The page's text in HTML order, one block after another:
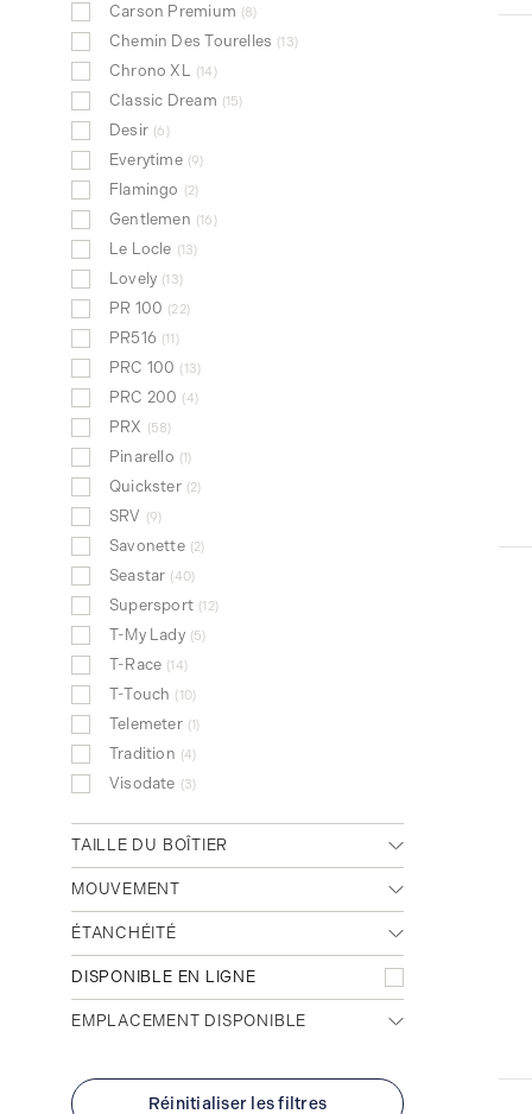
Carson Premium 8
Chemin Des Tourelles 13
Chrono XL 14
Classic Dream 15
Desir 6
Everytime 9
Flamingo 2
Gentlemen 16
Le Locle 13
Lovely 13
PR 100 22
PR516 11
PRC 100 13
PRC 200 4
PRX 58
Pinarello 1
Quickster 2
SRV 9
Savonette 2
Seastar 40
Supersport 12
T-My Lady 5
T-Race 14
T-Touch 10
Telemeter 1
Tradition 4
Visodate 3
TAILLE DU BOÎTIER
Grande (>40mm)
Moyenne (32mm - 39mm)
MOUVEMENT
Automatique
solaire
ÉTANCHÉITÉ
30m (100 pieds) 34
50m (167 pieds)
300m (1000 pieds) 186
DISPONIBLE EN LIGNE
EMPLACEMENT DISPONIBLE
Réinitialiser les filtres